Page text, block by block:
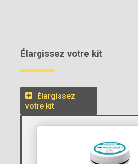
Élargissez votre kit
Élargissez
votre kit